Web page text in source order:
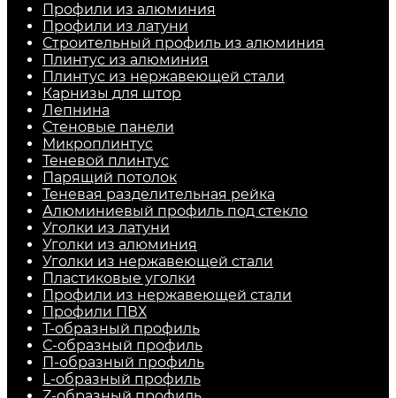
Профили из алюминия
Профили из латуни
Строительный профиль из алюминия
Плинтус из алюминия
Плинтус из нержавеющей стали
Карнизы для штор
Лепнина
Стеновые панели
Микроплинтус
Теневой плинтус
Парящий потолок
Теневая разделительная рейка
Алюминиевый профиль под стекло
Уголки из латуни
Уголки из алюминия
Уголки из нержавеющей стали
Пластиковые уголки
Профили из нержавеющей стали
Профили ПВХ
Т-образный профиль
С-образный профиль
П-образный профиль
L-образный профиль